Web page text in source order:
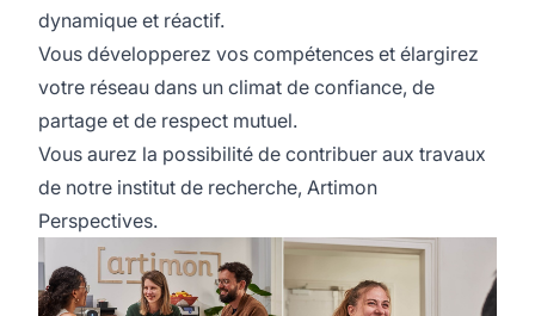
dynamique et réactif.
Vous développerez vos compétences et élargirez
votre réseau dans un climat de confiance, de
partage et de respect mutuel.
Vous aurez la possibilité de contribuer aux travaux
de notre institut de recherche, Artimon
Perspectives.